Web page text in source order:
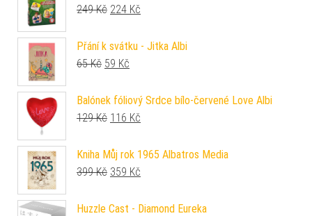
249Kč Původní cena byla: 249 Kč.
224 Kč
Přání k svátku - Jitka Albi
65Kč Původní cena byla: 65 Kč.
59 Kč
Balónek fóliový Srdce bílo-červené Love Albi
129Kč Původní cena byla: 129 Kč.
116 Kč
Kniha Můj rok 1965 Albatros Media
399Kč Původní cena byla: 399 Kč.
359 Kč
Huzzle Cast - Diamond Eureka